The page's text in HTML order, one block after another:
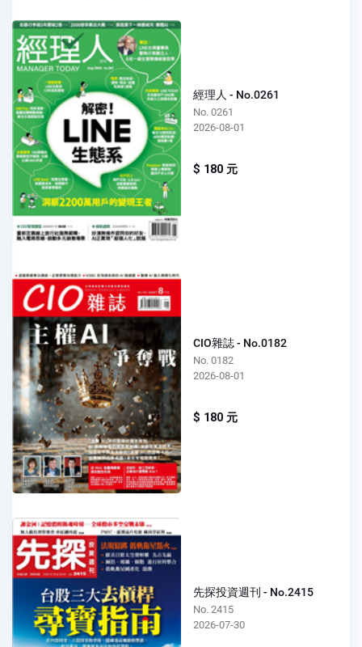
經理人 - No.0261
No. 0261
2026-08-01
$ 180 元
CIO雜誌 - No.0182
No. 0182
2026-08-01
$ 180 元
先探投資週刊 - No.2415
No. 2415
2026-07-30